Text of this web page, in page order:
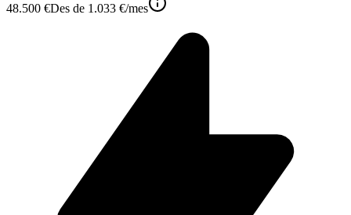
48.500 €Des de 1.033 €/mes